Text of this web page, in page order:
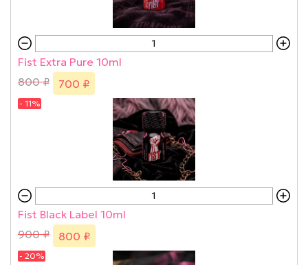
Fist Extra Pure 10ml
800 ₽
700 ₽
- 11%
Fist Black Label 10ml
900 ₽
800 ₽
- 20%